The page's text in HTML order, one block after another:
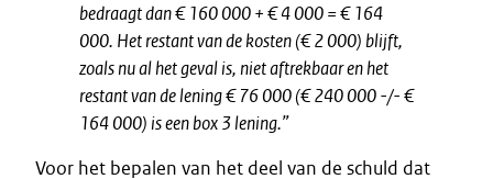
bedraagt dan € 160 000 + € 4 000 = € 164
000. Het restant van de kosten (€ 2 000) blijft,
zoals nu al het geval is, niet aftrekbaar en het
restant van de lening € 76 000 (€ 240 000 -/- €
164 000) is een box 3 lening.”
Voor het bepalen van het deel van de schuld dat